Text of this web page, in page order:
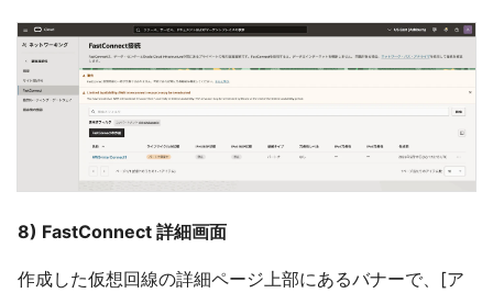
8) FastConnect 詳細画面
作成した仮想回線の詳細ページ上部にあるバナーで、[ア